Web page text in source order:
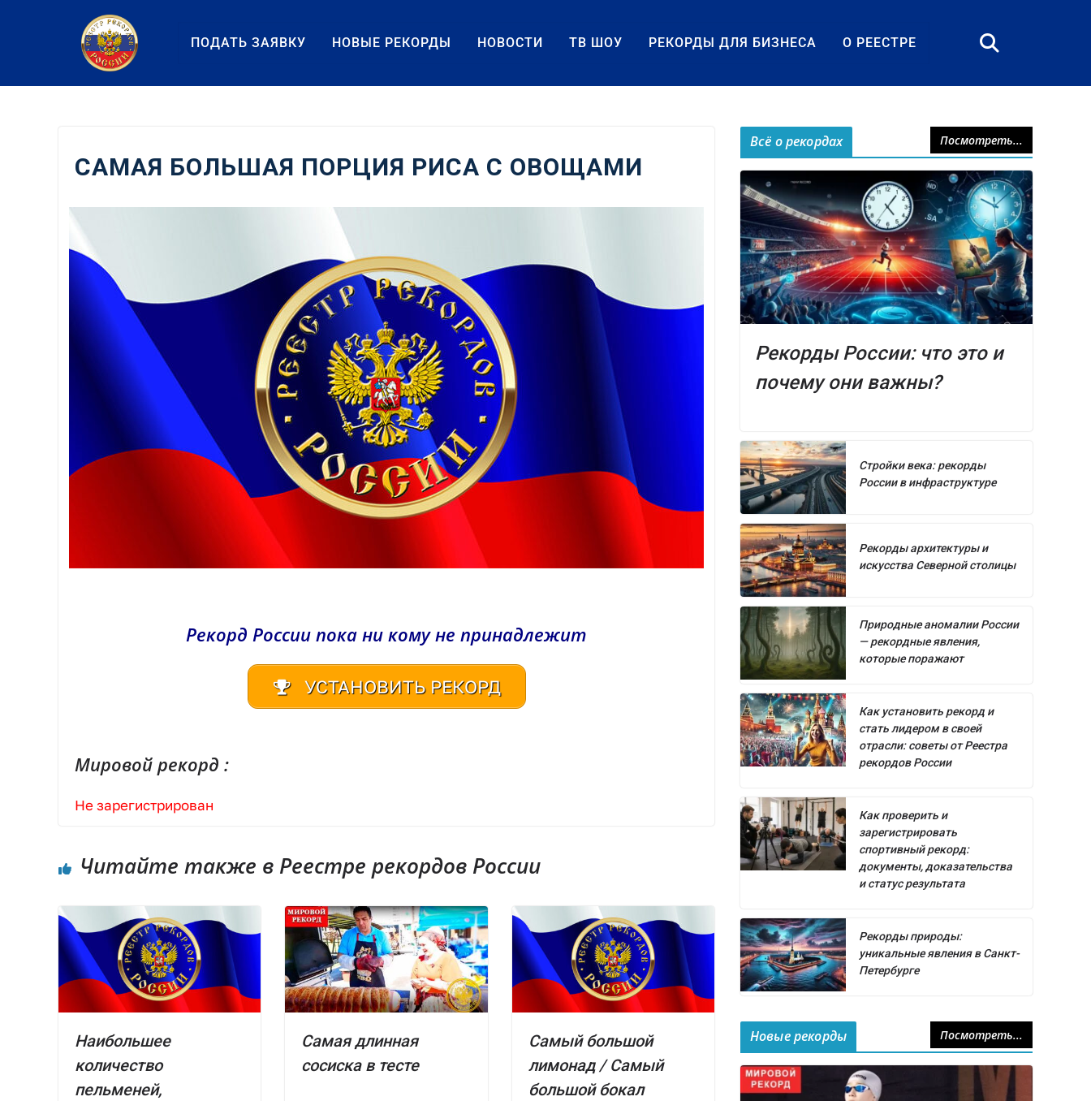
содержанию
ПОДАТЬ ЗАЯВКУ НОВЫЕ РЕКОРДЫ НОВОСТИ ТВ ШОУ РЕКОРДЫ ДЛЯ БИЗНЕСА О РЕЕСТРЕ
САМАЯ БОЛЬШАЯ ПОРЦИЯ РИСА С ОВОЩАМИ
Рекорд России пока ни кому не принадлежит
УСТАНОВИТЬ РЕКОРД
Мировой рекорд :
Не зарегистрирован
Читайте также в Реестре рекордов России
Наибольшее
количество
пельменей,
Самая длинная
сосиска в тесте
Самый большой
лимонад / Самый
большой бокал
Всё о рекордах Посмотреть...
Рекорды России: что это и
почему они важны?
Стройки века: рекорды
России в инфраструктуре
Рекорды архитектуры и
искусства Северной столицы
Природные аномалии России
— рекордные явления,
которые поражают
Как установить рекорд и
стать лидером в своей
отрасли: советы от Реестра
рекордов России
Как проверить и
зарегистрировать
спортивный рекорд:
документы, доказательства
и статус результата
Рекорды природы:
уникальные явления в Санкт-
Петербурге
Новые рекорды Посмотреть...